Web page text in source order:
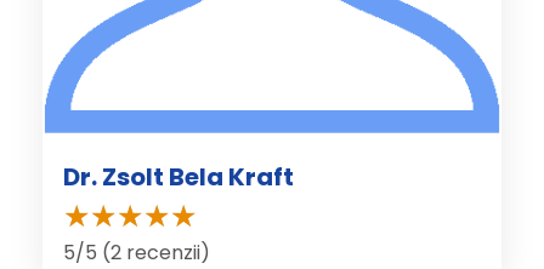
Dr. Zsolt Bela Kraft
5/5 (2 recenzii)